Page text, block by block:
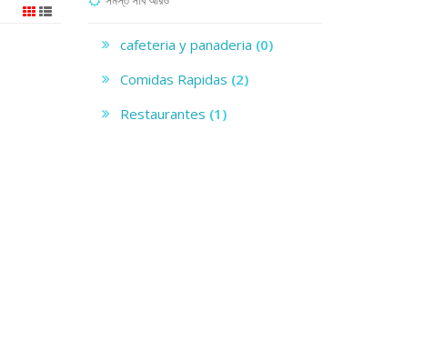
cafeteria y panaderia
(0)
Comidas Rapidas
(2)
Restaurantes
(1)